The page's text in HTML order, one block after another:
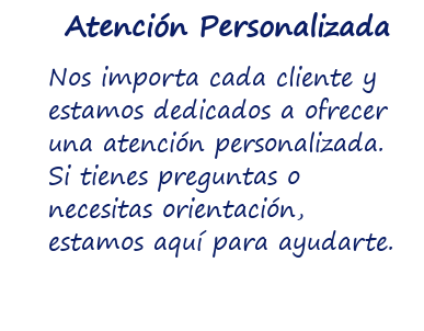
Atención Personalizada
Nos importa cada cliente y
estamos dedicados a ofrecer
una atención personalizada.
Si tienes preguntas o
necesitas orientación,
estamos aquí para ayudarte.